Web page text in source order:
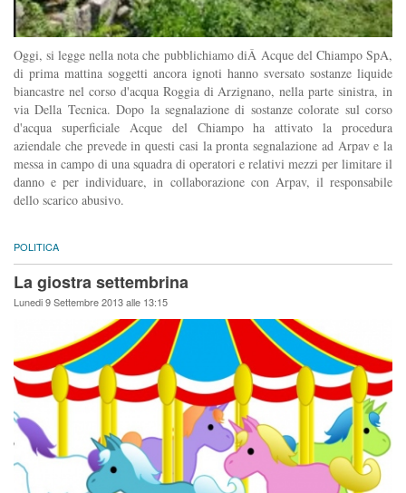
Oggi, si legge nella nota che pubblichiamo diÂ Acque del Chiampo SpA,
di prima mattina soggetti ancora ignoti hanno sversato sostanze liquide
biancastre nel corso d'acqua Roggia di Arzignano, nella parte sinistra, in
via Della Tecnica. Dopo la segnalazione di sostanze colorate sul corso
d'acqua superficiale Acque del Chiampo ha attivato la procedura
aziendale che prevede in questi casi la pronta segnalazione ad Arpav e la
messa in campo di una squadra di operatori e relativi mezzi per limitare il
danno e per individuare, in collaborazione con Arpav, il responsabile
dello scarico abusivo.
POLITICA
La giostra settembrina
Lunedi 9 Settembre 2013 alle 13:15